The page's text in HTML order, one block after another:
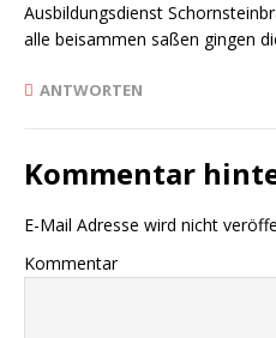
Ausbildungsdienst
alle beisammen saßen gingen
ANTWORTEN
Kommentar
E-Mail Adresse wird nicht
Kommentar